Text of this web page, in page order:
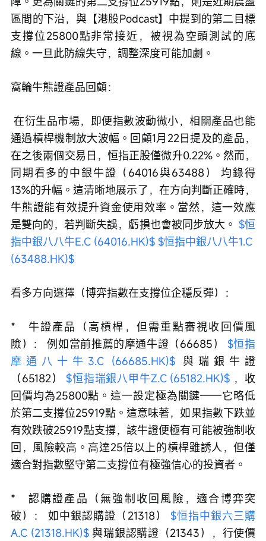
區間的下沿，與【港股Podcast】中提到的第二目標
支撐位25800點非常接近，被視為空頭測試的底
線。一旦此防線失守，調整深度可能加劇。
窩輪牛熊證產品回顧：
在衍生品市場，即便指數波動微小，相關產品也能
通過槓桿機制放大波幅。回顧1月22日提及的產品，
在之後兩個交易日，恒指正股僅微升0.22%。然而，
同期看多的中銀牛證（64016與63488） 均錄得
13%的升幅。這清晰地展示了，在方向判斷正確時，
牛熊證能有效提升資金使用效率。當然，這一效應
是雙向的，若判斷失誤，虧損也會被同步放大。 $恒
指中銀八八牛E.C (64016.HK)$ $恒指中銀八八牛1.C
(63488.HK)$
看多方向選擇（博弈指數在支撐位企穩反彈）：
*   牛證產品（高槓桿，但需重點審視收回價風
險）： 例如當前推薦的摩通牛證（66685） $恒指
摩通八十牛3.C (66685.HK)$ 與瑞銀牛證
（65182） $恒指瑞銀八甲牛Z.C (65182.HK)$ ，收
回價均為25800點。這一設定極為關鍵——它略低
於第二支撐位25919點。這意味著，如果指數下跌並
有效跌破25919點支撐，該牛證便極有可能被強制收
回，風險較高。高達25倍以上的槓桿雖誘人，但僅
適合對指數堅守第二支撐位有極強信心的投資者。
*   認購證產品（無強制收回風險，適合博弈突
破）： 如中銀認購證（21318） $恒指中銀六三購
A.C (21318.HK)$ 與瑞銀認購證（21343），行使價